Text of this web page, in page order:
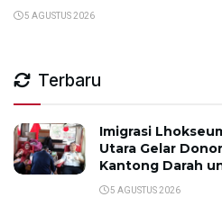
5 AGUSTUS 2026
Terbaru
Imigrasi
Utara Gelar
Kantong Darah
5 AGUSTUS 2026